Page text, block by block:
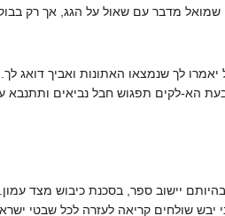
מדבר עם שאול על הגג, אך רק
יישוב ספר, בסכנת כיבוש מצד
יבש שולחים קריאה לעזרה לכל שבטי